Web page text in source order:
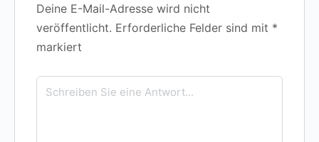
Deine E-Mail-Adresse wird nicht
veröffentlicht. Erforderliche Felder sind mit *
markiert